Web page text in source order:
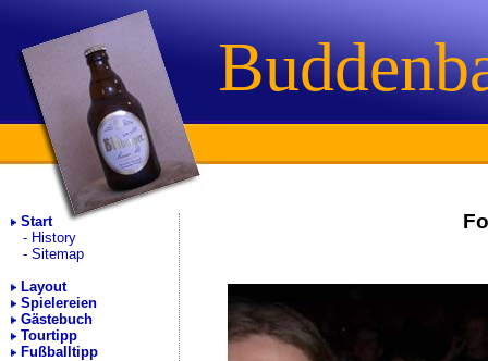
Start
History
Sitemap
Layout
Spielereien
Gästebuch
Tourtipp
Fußballtipp